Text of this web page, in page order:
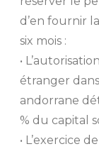
d’en fournir
six mois :
•
étranger
andorrane
% du capital
• L’exercice